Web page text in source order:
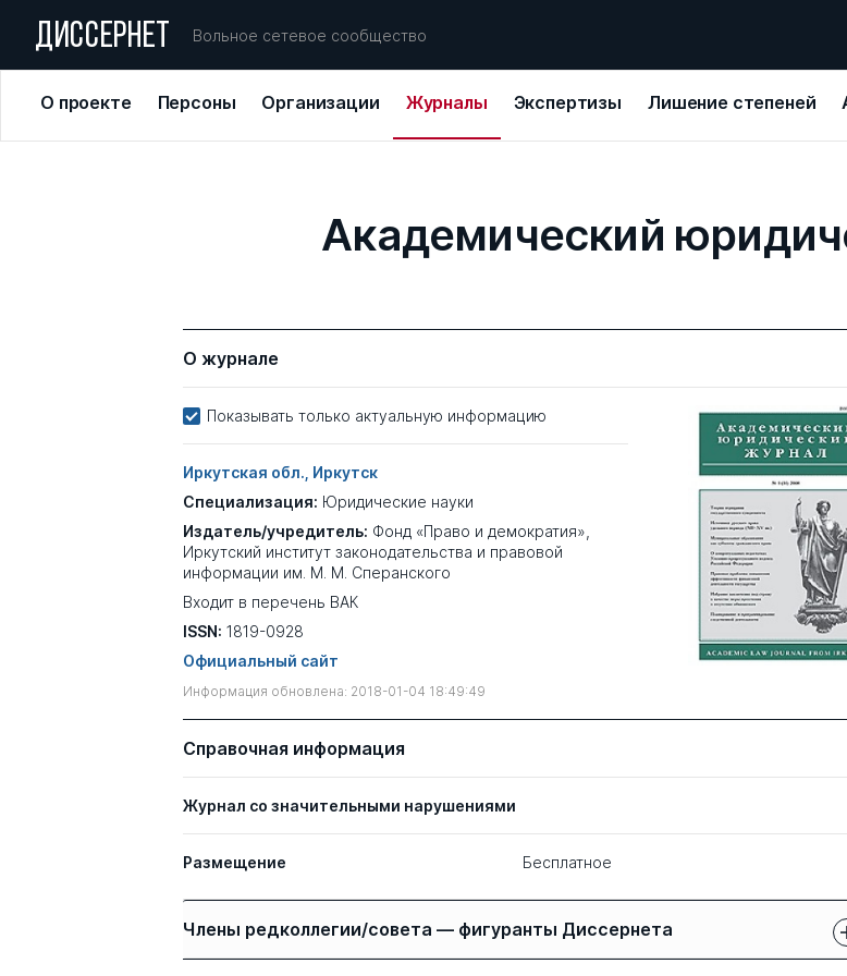
ДИССЕРНЕТ Вольное сетевое сообщество
О проекте Персоны Организации Журналы Экспертизы Лишение степеней
Академический
О журнале
Показывать только актуальную информацию
Иркутская обл., Иркутск
Специализация: Юридические науки
Издатель/учредитель: Фонд «Право и демократия»,
Иркутский институт законодательства и правовой
информации им. М. М. Сперанского
Входит в перечень ВАК
ISSN: 1819-0928
Официальный сайт
Информация обновлена: 2018-01-04 18:49:49
Справочная информация
Журнал со значительными нарушениями
Размещение Бесплатное
Члены редколлегии/совета — фигуранты Диссернета